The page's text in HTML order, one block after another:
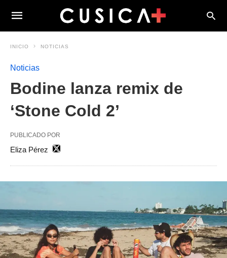
INICIO NOTICIAS
Noticias
Bodine lanza remix de
‘Stone Cold 2’
PUBLICADO POR
Eliza Pérez